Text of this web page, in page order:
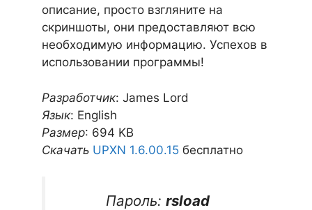
описание, просто взгляните на
скриншоты, они предоставляют всю
необходимую информацию. Успехов в
использовании программы!
Разработчик: James Lord
Язык: English
Размер: 694 KB
Скачать UPXN 1.6.00.15 бесплатно
Пароль: rsload